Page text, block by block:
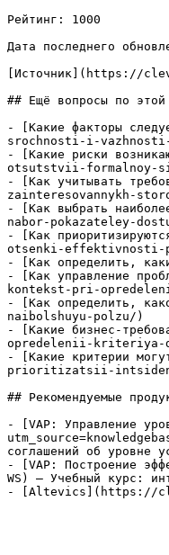
Рейтинг: 1000
Дата последнего
[Источник](https://
## Ещё вопросы по этой
- [Какие факторы
srochnosti-i-
- [Какие риски
otsutstvii-formalnoy-
- [Как учитывать
zainteresovannykh-
- [Как выбрать
nabor-pokazateley-
- [Как
otsenki-effektivnosti-
- [Как определить,
- [Как управление
kontekst-pri-
- [Как определить,
naibolshuyu-polzu/)
- [Какие бизнес-
opredelenii-kriteriya-
- [Какие критерии
prioritizatsii-
## Рекомендуемые
- [VAP: Управление
соглашений об уровне
- [VAP: Построение
WS) — Учебный курс:
- [Altevics](https://